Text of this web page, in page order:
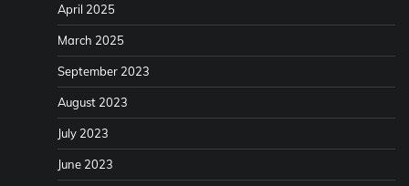
April 2025
March 2025
September 2023
August 2023
July 2023
June 2023